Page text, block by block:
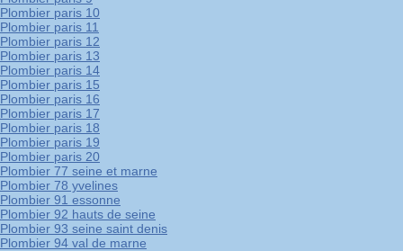
Plombier paris 10
Plombier paris 11
Plombier paris 12
Plombier paris 13
Plombier paris 14
Plombier paris 15
Plombier paris 16
Plombier paris 17
Plombier paris 18
Plombier paris 19
Plombier paris 20
Plombier 77 seine et marne
Plombier 78 yvelines
Plombier 91 essonne
Plombier 92 hauts de seine
Plombier 93 seine saint denis
Plombier 94 val de marne